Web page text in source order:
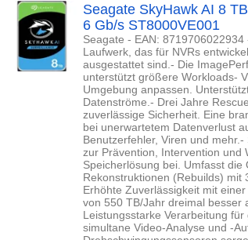
Seagate SkyHawk AI 8
6 Gb/s ST8000VE001
Seagate - EAN:
Laufwerk, das für NVRs
ausgestattet sind.- Die
unterstützt größere Workloads-
Umgebung anpassen.
Datenströme.- Drei Jahre
zuverlässige Sicherheit. Eine
bei unerwartetem Datenverlust
Benutzerfehler, Viren und
zur Prävention, Intervention und
Speicherlösung bei. Umfasst die
Rekonstruktionen (Rebuilds) mit
Erhöhte Zuverlässigkeit mit
von 550 TB/Jahr dreimal besser
Leistungsstarke Verarbeitung
simultane Video-Analyse und -